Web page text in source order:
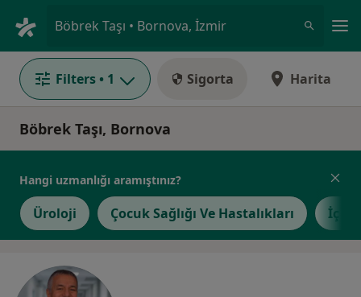
Böbrek Taşı • Bornova, İzmir
Filters • 1 Sigorta Harita
Böbrek Taşı, Bornova
Hangi uzmanlığı aramıştınız?
Üroloji Çocuk Sağlığı Ve Hastalıkları İç